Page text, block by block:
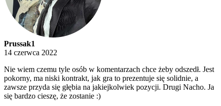
Prussak1
14 czerwca 2022
Nie wiem czemu tyle osób w komentarzach chce żeby odszedł. Jest
pokorny, ma niski kontrakt, jak gra to prezentuje się solidnie, a
zawsze przyda się głębia na jakiejkolwiek pozycji. Drugi Nacho. Ja
się bardzo cieszę, że zostanie :)